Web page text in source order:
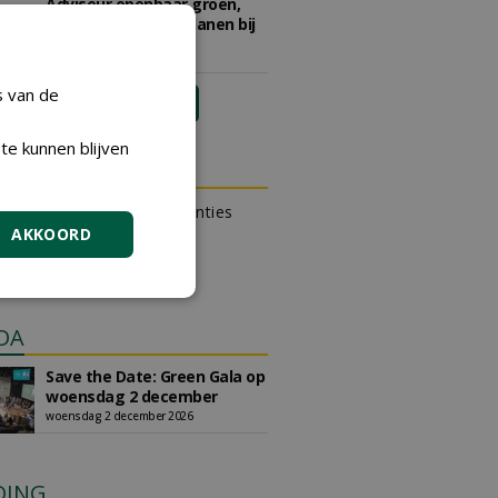
sportvelden & golfbanen bij
meer Groene Banen
kan gratis kleine advertenties
via zijn eigen account.
Save the Date: Green Gala op
woensdag 2 december
woensdag 2 december 2026
van de
kunnen blijven
AKKOORD